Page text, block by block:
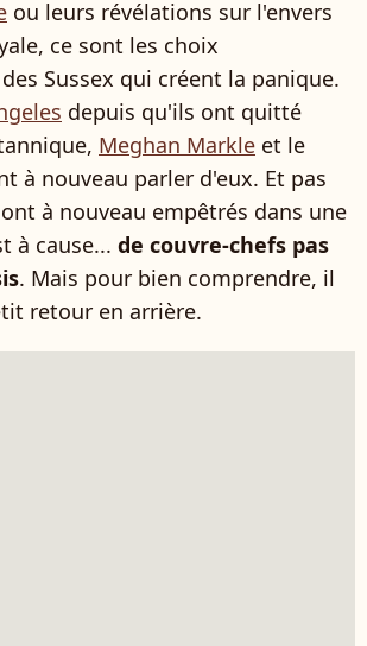
ou leurs révélations sur l'envers
ce sont les choix
Sussex qui créent la panique.
depuis qu'ils ont quitté
Meghan Markle et le
à nouveau parler d'eux. Et pas
à nouveau empêtrés dans une
à cause... de couvre-chefs pas
. Mais pour bien comprendre, il
retour en arrière.